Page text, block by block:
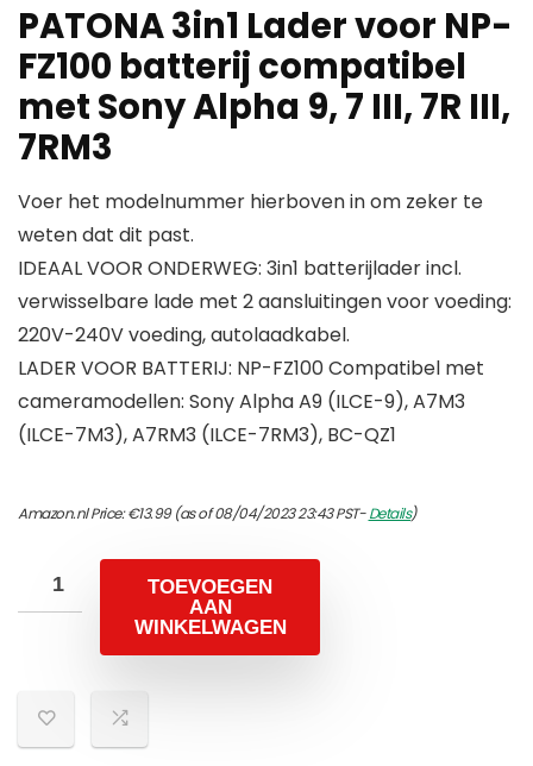
PATONA 3in1 Lader voor NP-
FZ100 batterij compatibel
met Sony Alpha 9, 7 III, 7R III,
7RM3
Voer het modelnummer hierboven in om zeker te
weten dat dit past.
IDEAAL VOOR ONDERWEG: 3in1 batterijlader incl.
verwisselbare lade met 2 aansluitingen voor voeding:
220V-240V voeding, autolaadkabel.
LADER VOOR BATTERIJ: NP-FZ100 Compatibel met
cameramodellen: Sony Alpha A9 (ILCE-9), A7M3
(ILCE-7M3), A7RM3 (ILCE-7RM3), BC-QZ1
Amazon.nl Price:€13.99(as of 08/04/2023 23:43 PST-Details)
TOEVOEGEN
AAN
WINKELWAGEN